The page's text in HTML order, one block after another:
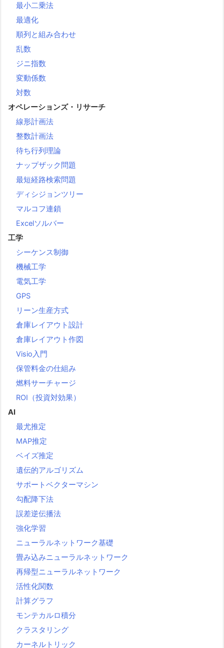
最小二乗法
最適化
順列と組み合わせ
乱数
ジニ指数
変動係数
対数
オペレーションズ・リサーチ
線形計画法
整数計画法
待ち行列理論
ナップザック問題
最短経路検索問題
ディシジョンツリー
マルコフ連鎖
Excelソルバー
工学
シーケンス制御
機械工学
電気工学
GPS
リーン生産方式
倉庫レイアウト設計
倉庫レイアウト作図
Visio入門
保管料金の仕組み
燃料サーチャージ
ROI（投資対効果）
AI
最尤推定
MAP推定
ベイズ推定
遺伝的アルゴリズム
サポートベクターマシン
勾配降下法
誤差逆伝播法
強化学習
ニューラルネットワーク基礎
畳み込みニューラルネットワーク
再帰型ニューラルネットワーク
活性化関数
計算グラフ
モンテカルロ積分
クラスタリング
カーネルトリック